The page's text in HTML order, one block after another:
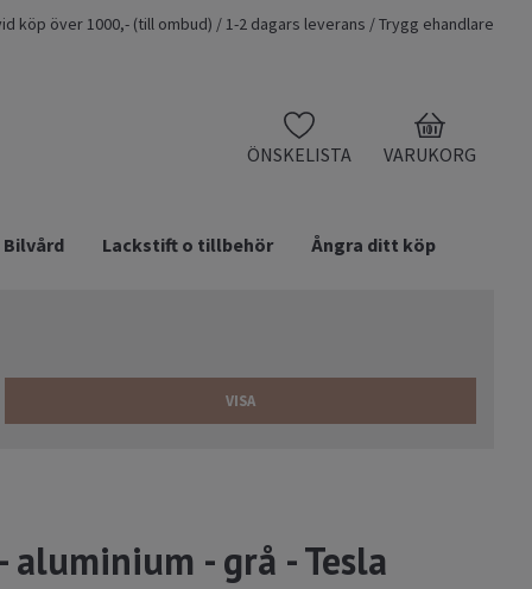
köp över 1000,- (till ombud) / 1-2 dagars leverans / Trygg ehandlare
ÖNSKELISTA
0
VARUKORG
Bilvård Lackstift o tillbehör Ångra ditt köp
VISA
- grå - Tesla